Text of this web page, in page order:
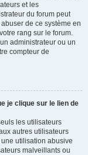
et les
du forum peut
de ce système en
rang sur le forum.
administrateur ou un
compteur de
je clique sur le lien de
les utilisateurs
autres utilisateurs
utilisation abusive
malveillants ou